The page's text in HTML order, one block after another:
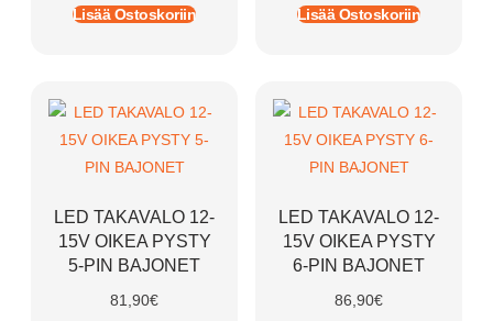
Lisää Ostoskoriin Lisää Ostoskoriin
LED TAKAVALO 12-
15V OIKEA PYSTY
5-PIN BAJONET
81,90€
LED TAKAVALO 12-
15V OIKEA PYSTY
6-PIN BAJONET
86,90€